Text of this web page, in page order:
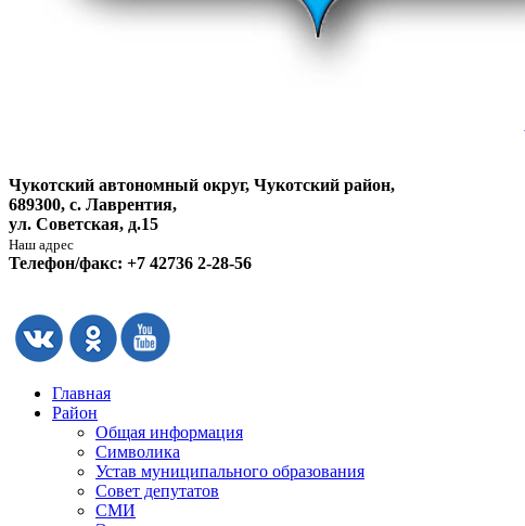
Чукотский автономный округ, Чукотский район,
689300, с. Лаврентия,
ул. Советская, д.15
Наш адрес
Телефон/факс: +7 42736 2-28-56
Главная
Район
Общая информация
Символика
Устав муниципального образования
Совет депутатов
СМИ